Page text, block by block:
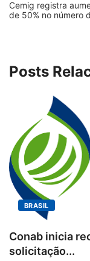
Cemig registra
de 50% no número
Posts
BRASIL
Conab inicia
solicitação...